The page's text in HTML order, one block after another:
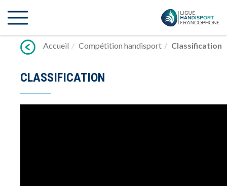
vers
Accueil
Compétition handisport Classification
CLASSIFICATION